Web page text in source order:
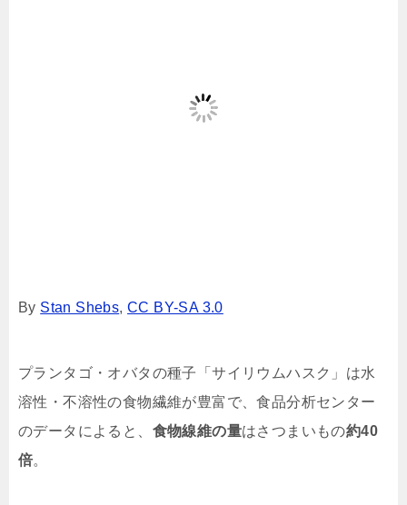
By Stan Shebs,CC BY-SA 3.0
プランタゴ・オバタの種子「サイリウムハスク」は水
溶性・不溶性の食物繊維が豊富で、食品分析センター
のデータによると、 食物線維の量はさつまいもの約40
倍。